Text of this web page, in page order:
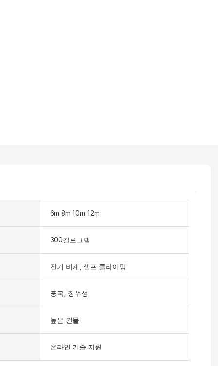
6m 8m 10m 12m
300킬로그램
전기 비계, 셀프 클라이밍
중국, 장쑤성
높은 건물
온라인 기술 지원